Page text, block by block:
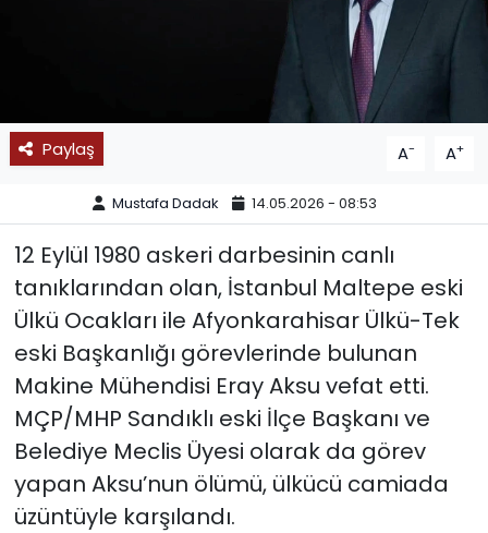
Paylaş A- A+
Mustafa Dadak 14.05.2026 - 08:53
12 Eylül 1980 askeri darbesinin canlı
tanıklarından olan, İstanbul Maltepe eski
Ülkü Ocakları ile Afyonkarahisar Ülkü-Tek
eski Başkanlığı görevlerinde bulunan
Makine Mühendisi Eray Aksu vefat etti.
MÇP/MHP Sandıklı eski İlçe Başkanı ve
Belediye Meclis Üyesi olarak da görev
yapan Aksu’nun ölümü, ülkücü camiada
üzüntüyle karşılandı.